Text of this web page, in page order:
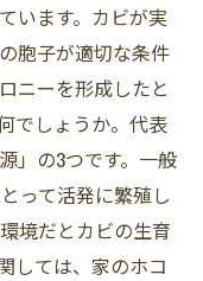
います。カビが実
胞子が適切な条件
ニーを形成したと
でしょうか。代表
」の3つです。一般
って活発に繁殖し
境だとカビの生育
しては、家のホコ